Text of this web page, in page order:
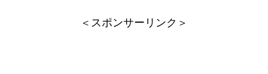
＜スポンサーリンク＞